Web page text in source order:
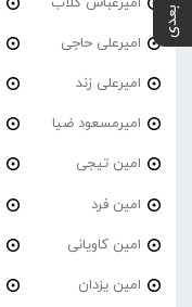
امیرعلی حاجی
امیرعلی زند
امیرمسعود ضیا
امین تیجی
امین فرد
امین کاویانی
امین یزدان